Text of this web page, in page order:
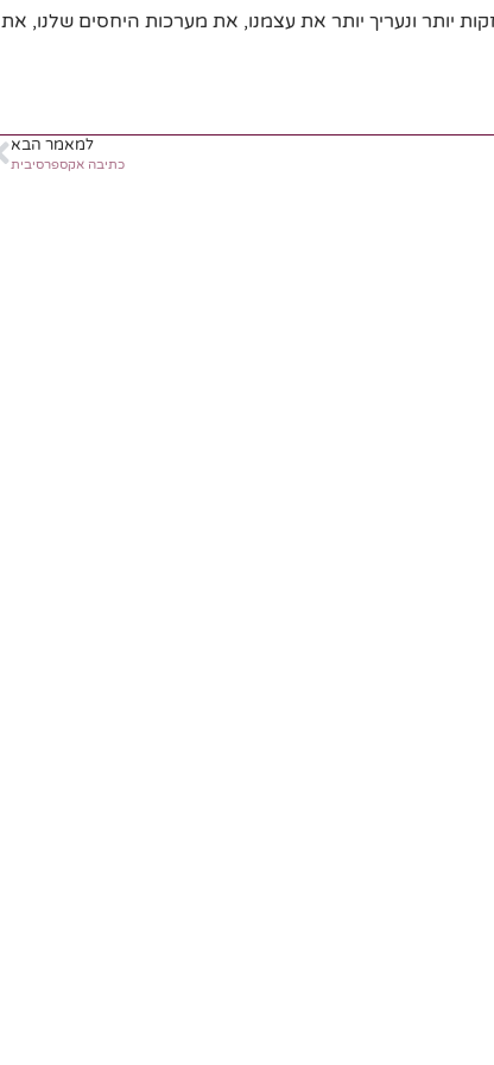
יותר ונעריך יותר את עצמנו, את מערכות היחסים שלנו, את
למאמר הבא
כתיבה אקספרסיבית